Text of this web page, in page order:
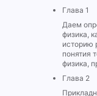
Глава 1
Даем
физика,
историю
понятия
физика,
Глава 2